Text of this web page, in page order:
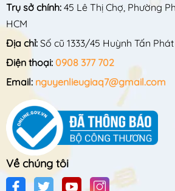
Trụ sở chính: 45 Lê Thị Chợ, Phường
HCM
Địa chỉ: Số cũ 1333/45 Huỳnh Tấn Phát
Điện thoại: 0908 377 702
Email: nguyenlieugiaq7@gmail.com
Về chúng tôi